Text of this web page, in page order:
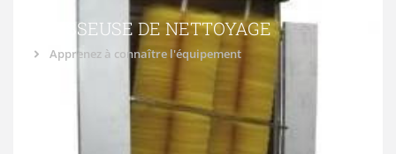
BROSSEUSE DE NETTOYAGE
Apprenez à connaître l'équipement